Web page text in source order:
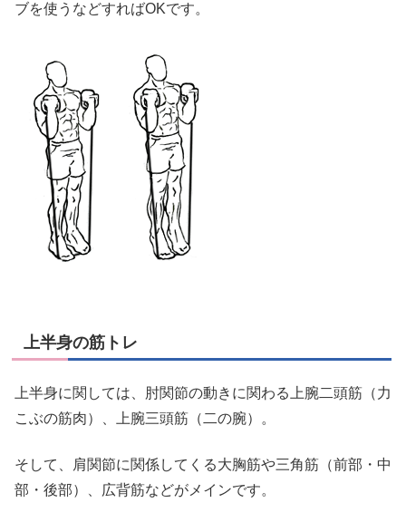
ブを使うなどすればOKです。
上半身の筋トレ
上半身に関しては、肘関節の動きに関わる上腕二頭筋（力
こぶの筋肉）、上腕三頭筋（二の腕）。
そして、肩関節に関係してくる大胸筋や三角筋（前部・中
部・後部）、広背筋などがメインです。